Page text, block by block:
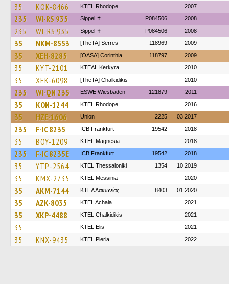
35 KOK-8466 KTEL Rhodope 2007
235 WI-RS 935 Sippel ✝︎ P084506 2008
235 WI-RS 935 Sippel ✝︎ P084506 2008
35 NKM-8553 [TheTA] Serres 118969 2009
35 XEH-8285 [OASA] Corinthia 118797 2009
35 KYT-2101 KTEAL Kerkyra 2010
35 XEK-6098 [TheTA] Chalkidikis 2010
235 WI-QN 235 ESWE Wiesbaden 121879 2011
35 KON-1244 KTEL Rhodope 2016
35 HZE-1606 Union 2225 03.2017
235 F-IC 8235 ICB Frankfurt 19542 2018
35 BOY-1209 ΚΤΕL Magnesia 2018
235 F-IC 8235E ICB Frankfurt 19542 2018
35 YTP-2564 KTEL Thessaloniki 1354 10.2019
35 KMX-2735 KTEL Messinia 2020
35 AKM-7144 ΚΤΕΛ Λακωνίας 8403 01.2020
35 AZK-8035 KTEL Achaia 2021
35 XKP-4488 ΚΤΕL Chalkidikis 2021
35 KTEL Elis 2021
35 KNX-9435 KTEL Pieria 2022